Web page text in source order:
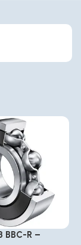
BBC-R –